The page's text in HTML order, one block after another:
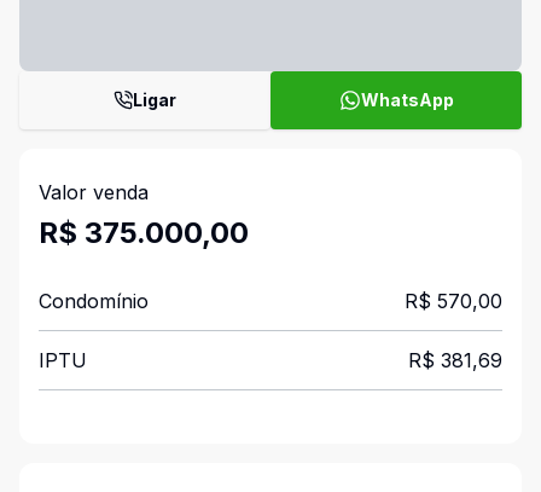
Ligar WhatsApp
Valor venda
R$ 375.000,00
Condomínio R$ 570,00
IPTU R$ 381,69